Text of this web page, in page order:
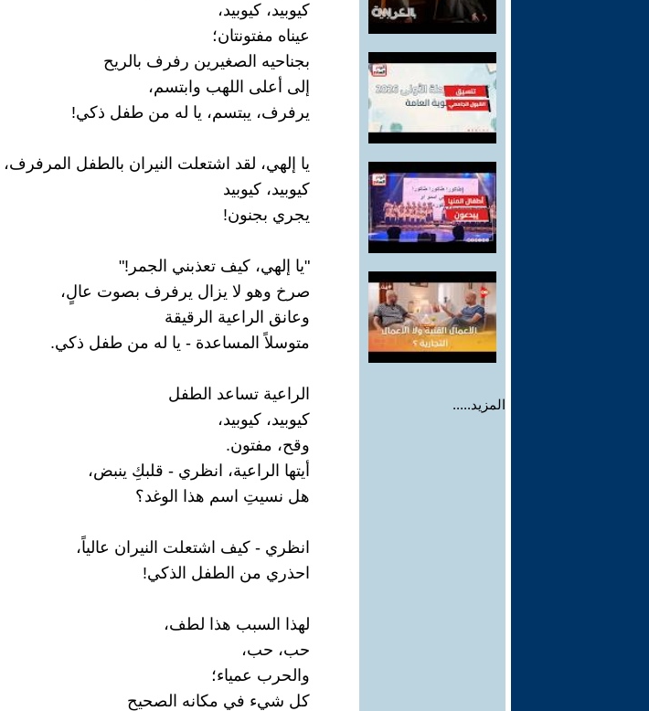
المزيد.....
كيوبيد، كيوبيد،
عيناه مفتونتان؛
بجناحيه الصغيرين رفرف بالريح
إلى أعلى اللهب وابتسم،
يرفرف، يبتسم، يا له من طفل ذكي!
يا إلهي، لقد اشتعلت النيران بالطفل المرفرف،
كيوبيد، كيوبيد
يجري بجنون!
"يا إلهي، كيف تعذبني الجمر!"
صرخ وهو لا يزال يرفرف بصوت عالٍ،
وعانق الراعية الرقيقة
متوسلاً المساعدة - يا له من طفل ذكي.
الراعية تساعد الطفل
كيوبيد، كيوبيد،
وقح، مفتون.
أيتها الراعية، انظري - قلبكِ ينبض،
هل نسيتِ اسم هذا الوغد؟
انظري - كيف اشتعلت النيران عالياً،
احذري من الطفل الذكي!
لهذا السبب هذا لطف،
حب، حب،
والحرب عمياء؛
كل شيء في مكانه الصحيح